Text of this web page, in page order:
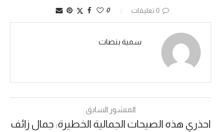
0 تعليقات 0
سمية بنصات
المنشور السابق
احذري هذه الصيحات الجمالية الخطيرة: جمال زائف